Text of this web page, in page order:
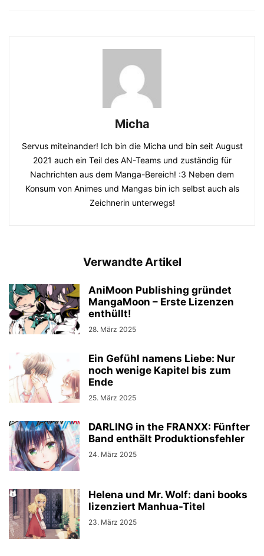
Micha
Servus miteinander! Ich bin die Micha und bin seit August
2021 auch ein Teil des AN-Teams und zuständig für
Nachrichten aus dem Manga-Bereich! :3 Neben dem
Konsum von Animes und Mangas bin ich selbst auch als
Zeichnerin unterwegs!
Verwandte Artikel
AniMoon Publishing gründet
MangaMoon – Erste Lizenzen
enthüllt!
28. März 2025
Ein Gefühl namens Liebe: Nur
noch wenige Kapitel bis zum
Ende
25. März 2025
DARLING in the FRANXX: Fünfter
Band enthält Produktionsfehler
24. März 2025
Helena und Mr. Wolf: dani books
lizenziert Manhua-Titel
23. März 2025